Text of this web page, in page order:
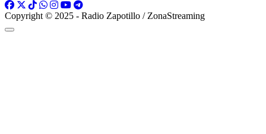
Copyright © 2025 - Radio Zapotillo / ZonaStreaming